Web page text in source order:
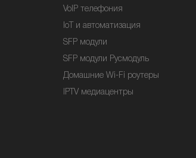
VoIP телефония
IoT и автоматизация
SFP модули
SFP модули Русмодуль
Домашние Wi-Fi роутеры
IPTV медиацентры